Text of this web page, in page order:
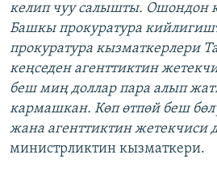
келип чуу салышты. Ошондон
Башкы прокуратура
прокуратура кызматкерлери
кеңседен агенттиктин
беш миң доллар пара алып
кармашкан. Көп өтпөй беш
жана агенттиктин жетекчиси
министрликтин кызматкери.